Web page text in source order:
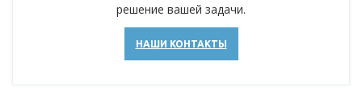
решение вашей задачи.
НАШИ КОНТАКТЫ